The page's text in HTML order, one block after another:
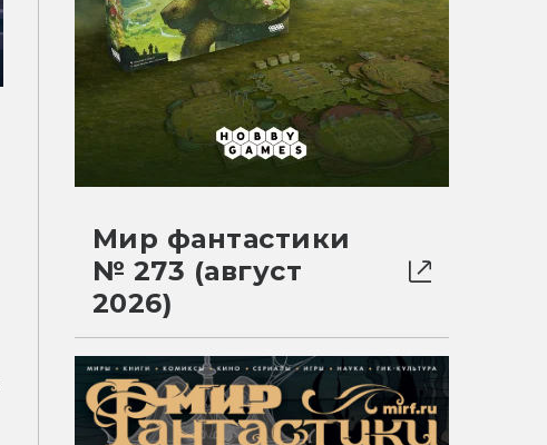
Мир фантастики
№ 273 (август
2026)